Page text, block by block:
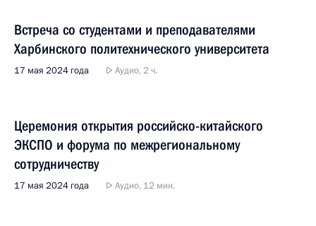
Встреча со студентами и преподавателями
Харбинского политехнического университета
17 мая 2024 года Аудио, 2 ч.
Церемония открытия российско-китайского
ЭКСПО и форума по межрегиональному
сотрудничеству
17 мая 2024 года Аудио, 12 мин.